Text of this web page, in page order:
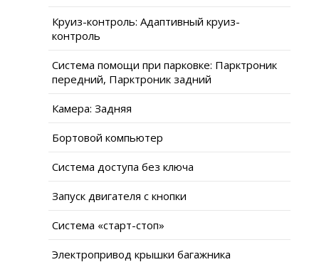
Круиз-контроль: Адаптивный круиз-
контроль
Система помощи при парковке: Парктроник
передний, Парктроник задний
Камера: Задняя
Бортовой компьютер
Система доступа без ключа
Запуск двигателя с кнопки
Система «старт-стоп»
Электропривод крышки багажника